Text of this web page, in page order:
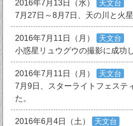
2016年7月13日（水）
天文台
7月27日～8月7日、天の川と火
2016年7月11日（月）
天文台
小惑星リュウグウの撮影に成功
2016年7月11日（月）
天文台
7月9日、スターライトフェステ
た。
2016年6月4日（土）
天文台